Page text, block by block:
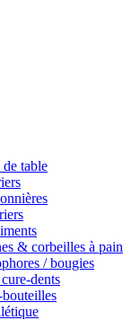
de table
& corbeilles à pain
/ bougies
dents
bouteilles